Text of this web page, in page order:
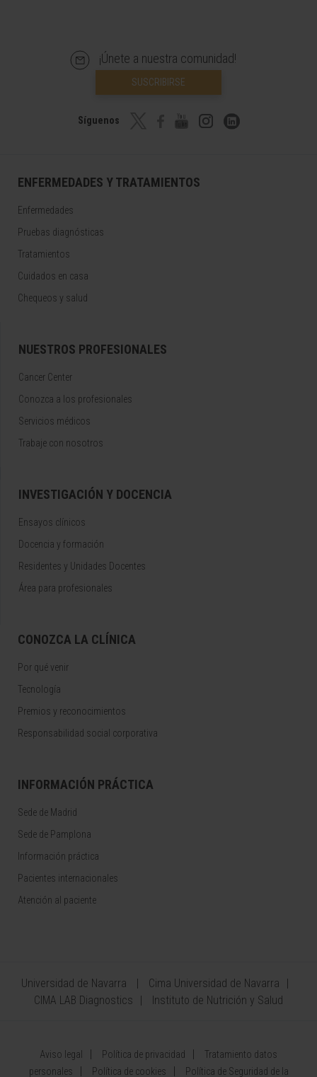
¡Únete a nuestra comunidad!
SUSCRIBIRSE
Síguenos
ENFERMEDADES Y TRATAMIENTOS
Enfermedades
Pruebas diagnósticas
Tratamientos
Cuidados en casa
Chequeos y salud
NUESTROS PROFESIONALES
Cancer Center
Conozca a los profesionales
Servicios médicos
Trabaje con nosotros
INVESTIGACIÓN Y DOCENCIA
Ensayos clínicos
Docencia y formación
Residentes y Unidades Docentes
Área para profesionales
CONOZCA LA CLÍNICA
Por qué venir
Tecnología
Premios y reconocimientos
Responsabilidad social corporativa
INFORMACIÓN PRÁCTICA
Sede de Madrid
Sede de Pamplona
Información práctica
Pacientes internacionales
Atención al paciente
Universidad de Navarra
Cima Universidad de Navarra
CIMA LAB Diagnostics
Instituto de Nutrición y Salud
Aviso legal Política de privacidad
Tratamiento datos
personales
Política de cookies Política de Seguridad de la